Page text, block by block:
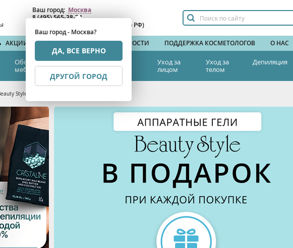
Ваш город: Москва
Ваш город - Москва?
ДА, ВСЕ ВЕРНО
ДРУГОЙ ГОРОД
8 (495) 565-38-74
(бесплатный по РФ)
АКЦИИ И СКИДКИ БРЕНДЫ НОВОСТИ ПОДДЕРЖКА КОСМЕТОЛОГОВ О НАС
Оборудование и
мебель
Эстетическая
медицина
Уход за
лицом
Уход за
телом
Депиляция
Style В ПОДАРОК при каждой покупке